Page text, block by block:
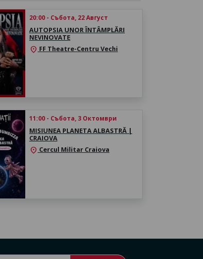
20:00 - Събота, 22 Август
AUTOPSIA UNOR ÎNTÂMPLĂRI
NEVINOVATE
location_on FF Theatre-Centru Vechi
11:00 - Събота, 3 Октомври
MISIUNEA PLANETA ALBASTRĂ |
CRAIOVA
location_on Cercul Militar Craiova